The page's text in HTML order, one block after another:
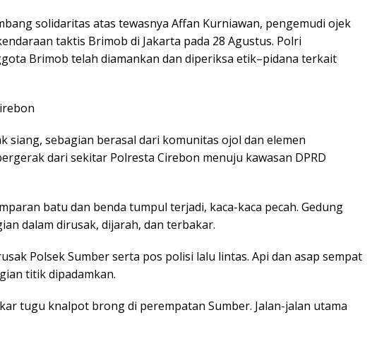
solidaritas atas tewasnya Affan Kurniawan, pengemudi ojek
taktis Brimob di Jakarta pada 28 Agustus. Polri
Brimob telah diamankan dan diperiksa etik–pidana terkait
siang, sebagian berasal dari komunitas ojol dan elemen
dari sekitar Polresta Cirebon menuju kawasan DPRD
batu dan benda tumpul terjadi, kaca-kaca pecah. Gedung
dalam dirusak, dijarah, dan terbakar.
Polsek Sumber serta pos polisi lalu lintas. Api dan asap sempat
titik dipadamkan.
tugu knalpot brong di perempatan Sumber. Jalan-jalan utama